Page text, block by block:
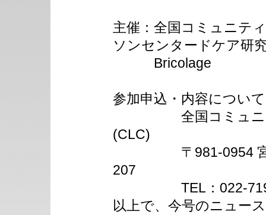
主催：全国コミュニテ
ソンセンタードケア研
Bricolage
参加申込・内容につい
全国コミュニティ
(CLC)
〒981-0954 宮城
207
TEL：022-719-
以上で、今号のニュー